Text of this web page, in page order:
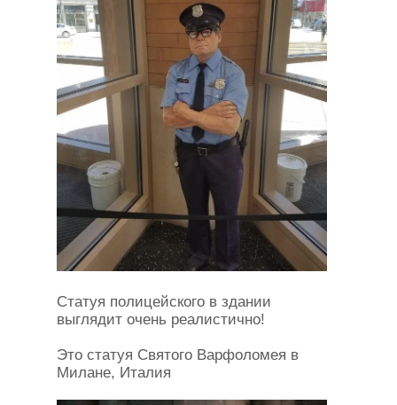
Статуя полицейского в здании
выглядит очень реалистично!
Это статуя Святого Варфоломея в
Милане, Италия